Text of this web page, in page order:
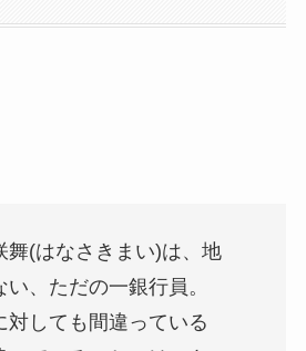
舞(はなさきまい)は、地
、ただの一銀行員。
対しても間違っている